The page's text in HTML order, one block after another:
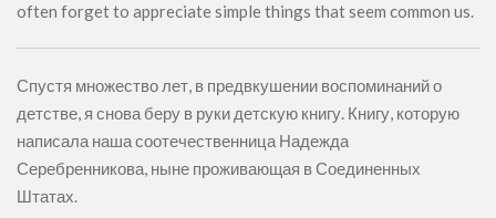
often forget to appreciate simple things that seem common us.
Спустя множество лет, в предвкушении воспоминаний о
детстве, я снова беру в руки детскую книгу. Книгу, которую
написала наша соотечественница Надежда
Серебренникова, ныне проживающая в Соединенных
Штатах.